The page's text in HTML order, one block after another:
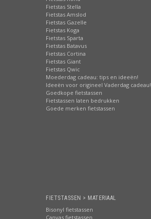
Fietstas Stella
Fietstas Amslod
Fietstas Gazelle
Fietstas Koga
Fietstas Sparta
Fietstas Batavus
Fietstas Cortina
Fietstas Giant
Fietstas Qwic
Moederdag cadeau: tips en ideeën!
Ideeën voor origineel Vaderdag cadeau!
Goedkope fietstassen
Fietstassen laten bedrukken
Goede merken fietstassen
FIETSTASSEN > MATERIAAL
Bisonyl fietstassen
Canvas fietstassen